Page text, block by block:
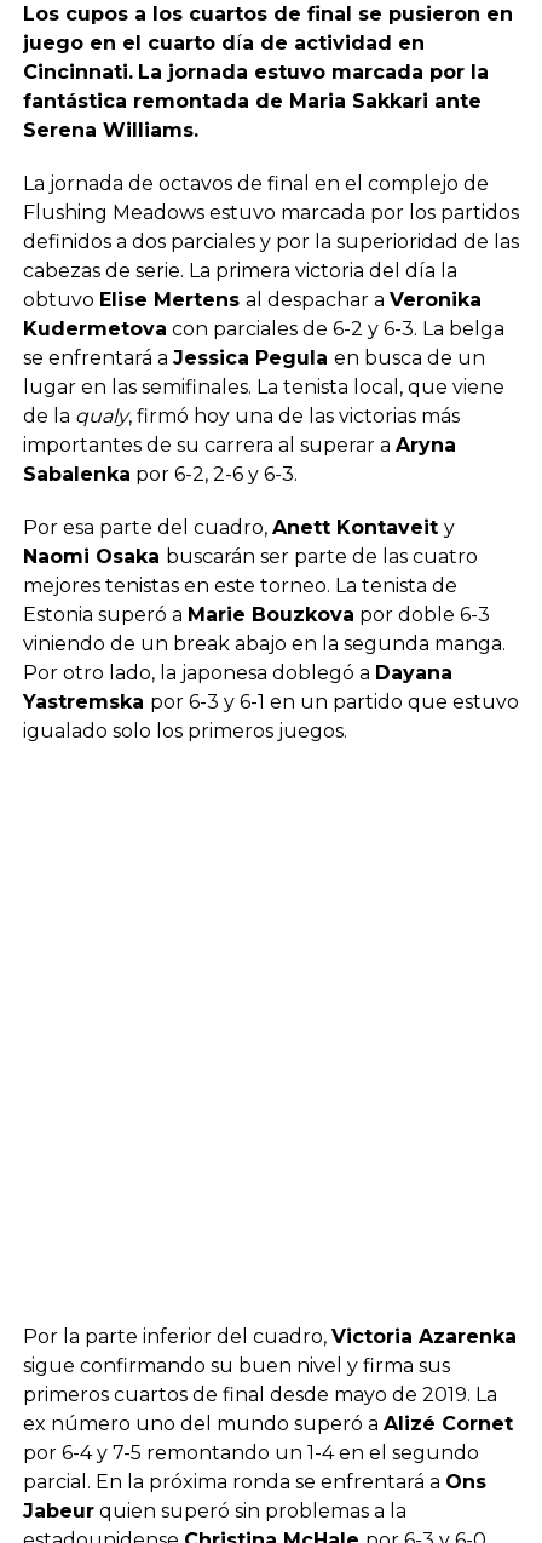
Los cupos a los cuartos de final se pusieron en
juego en el cuarto día de actividad en
Cincinnati. La jornada estuvo marcada por la
fantástica remontada de Maria Sakkari ante
Serena Williams.
La jornada de octavos de final en el complejo de
Flushing Meadows estuvo marcada por los partidos
definidos a dos parciales y por la superioridad de las
cabezas de serie. La primera victoria del día la
obtuvo Elise Mertens al despachar a Veronika
Kudermetova con parciales de 6-2 y 6-3. La belga
se enfrentará a Jessica Pegula en busca de un
lugar en las semifinales. La tenista local, que viene
de la qualy, firmó hoy una de las victorias más
importantes de su carrera al superar a Aryna
Sabalenka por 6-2, 2-6 y 6-3.
Por esa parte del cuadro, Anett Kontaveit y
Naomi Osaka buscarán ser parte de las cuatro
mejores tenistas en este torneo. La tenista de
Estonia superó a Marie Bouzkova por doble 6-3
viniendo de un break abajo en la segunda manga.
Por otro lado, la japonesa doblegó a Dayana
Yastremska por 6-3 y 6-1 en un partido que estuvo
igualado solo los primeros juegos.
Por la parte inferior del cuadro, Victoria Azarenka
sigue confirmando su buen nivel y firma sus
primeros cuartos de final desde mayo de 2019. La
ex número uno del mundo superó a Alizé Cornet
por 6-4 y 7-5 remontando un 1-4 en el segundo
parcial. En la próxima ronda se enfrentará a Ons
Jabeurquien superó sin problemas a la